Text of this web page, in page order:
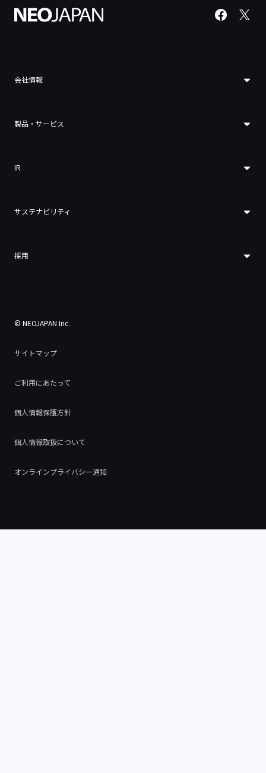
会社情報
製品・サービス
IR
サステナビリティ
採用
© NEOJAPAN Inc.
サイトマップ
ご利用にあたって
個人情報保護方針
個人情報取扱について
オンラインプライバシー通知